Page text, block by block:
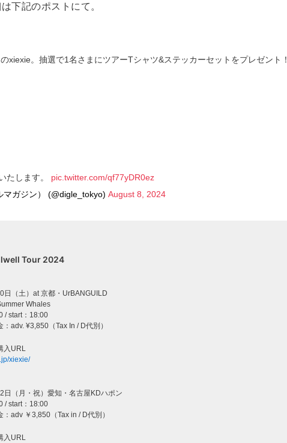
下記のポストにて。
xiexie。抽選で1名さまにツアーTシャツ&ステッカーセットをプレゼント！
たします。 pic.twitter.com/qf77yDR0ez
ジン） (@digle_tokyo) August 8, 2024
Tour 2024
日（土）at 京都・UrBANGUILD
Whales
/ start：18:00
adv. ¥3,850（Tax In / D代別）
URL
xiexie/
日（月・祝）愛知・名古屋KDハポン
/ start：18:00
：adv ￥3,850（Tax in / D代別）
URL